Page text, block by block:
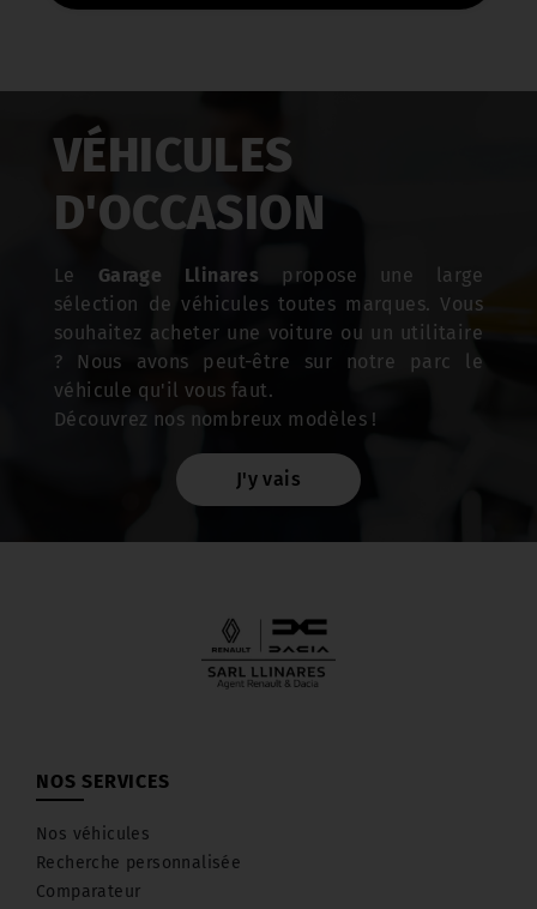
VÉHICULES
D'OCCASION
Le Garage Llinares propose une large
sélection de véhicules toutes marques. Vous
souhaitez acheter une voiture ou un utilitaire
? Nous avons peut-être sur notre parc le
véhicule qu'il vous faut.
Découvrez nos nombreux modèles !
J'y vais
NOS SERVICES
Nos véhicules
Recherche personnalisée
Comparateur